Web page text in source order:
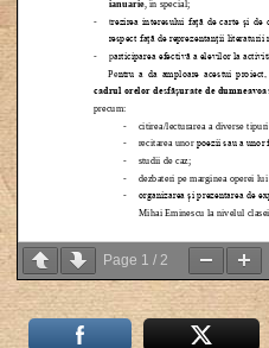
Page 1 / 2